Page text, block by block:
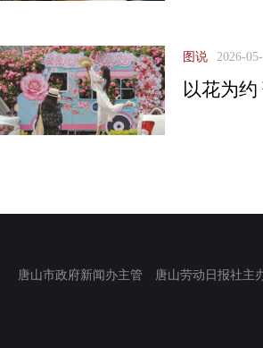
图说 2026-
以花为
唐山市政府新闻办主管 唐山劳动日报社主